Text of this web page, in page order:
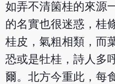
如弄不清箘桂的來源
的名實也很迷惑，桂
桂皮，氣粗相類，而
恐或是牡桂，詩人多
爾。北方今重此，每